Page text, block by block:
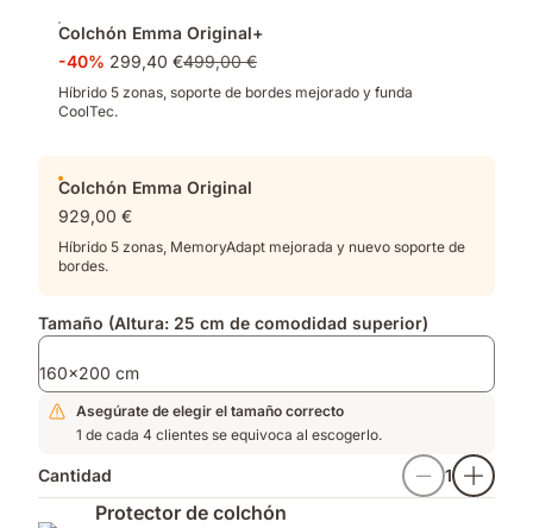
reforzado.
Colchón Emma Original+
-40% 299,40 €499,00 €
Híbrido 5 zonas, soporte de bordes mejorado y funda
CoolTec.
Colchón Emma Original
929,00 €
Híbrido 5 zonas, MemoryAdapt mejorada y nuevo soporte de
bordes.
Tamaño (Altura: 25 cm de comodidad superior)
160x200 cm
Asegúrate de elegir el tamaño correcto
1 de cada 4 clientes se equivoca al escogerlo.
Cantidad 1
Protector de colchón